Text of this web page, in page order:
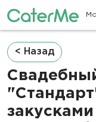
Строка
навигации
< Назад